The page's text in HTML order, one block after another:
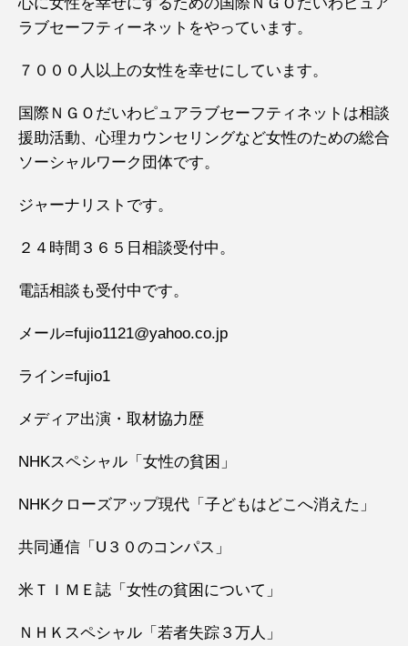
ラブセーフティーネットをやっています。
７０００人以上の女性を幸せにしています。
国際ＮＧＯだいわピュアラブセーフティネットは相談
援助活動、心理カウンセリングなど女性のための総合
ソーシャルワーク団体です。
ジャーナリストです。
２４時間３６５日相談受付中。
電話相談も受付中です。
メール=fujio1121@yahoo.co.jp
ライン=fujio1
メディア出演・取材協力歴
NHKスペシャル「女性の貧困」
NHKクローズアップ現代「子どもはどこへ消えた」
共同通信「U３０のコンパス」
米ＴＩＭＥ誌「女性の貧困について」
ＮＨＫスペシャル「若者失踪３万人」